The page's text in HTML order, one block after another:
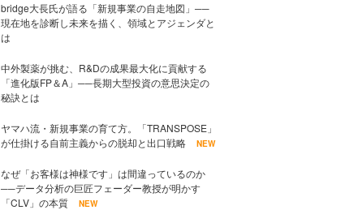
bridge大長氏が語る「新規事業の自走地図」──
現在地を診断し未来を描く、領域とアジェンダと
は
中外製薬が挑む、R&Dの成果最大化に貢献する
「進化版FP＆A」──長期大型投資の意思決定の
秘訣とは
ヤマハ流・新規事業の育て方。「TRANSPOSE」
が仕掛ける自前主義からの脱却と出口戦略
NEW
なぜ「お客様は神様です」は間違っているのか
──データ分析の巨匠フェーダー教授が明かす
「CLV」の本質
NEW